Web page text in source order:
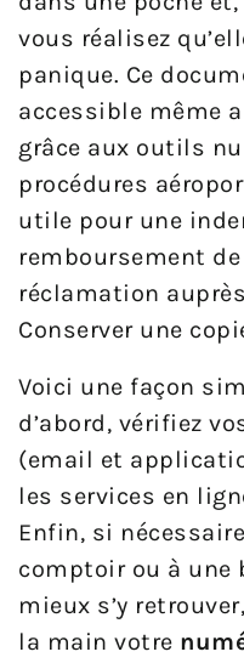
vous réalisez
panique. Ce
accessible même
grâce aux outils
procédures
utile pour une
remboursement
réclamation
Conserver une
Voici une façon
d’abord, vérifiez
(email et
les services en
Enfin, si
comptoir ou à une
mieux s’y
la main votre